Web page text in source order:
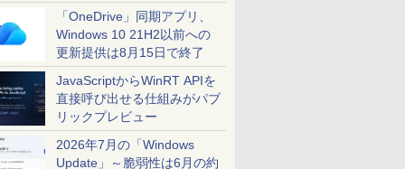
「OneDrive」同期アプリ、
Windows 10 21H2以前への
更新提供は8月15日で終了
JavaScriptからWinRT APIを
直接呼び出せる仕組みがパブ
リックプレビュー
2026年7月の「Windows
Update」～脆弱性は6月の約